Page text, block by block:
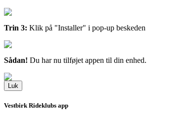
Trin 3: Klik på "Installer" i pop-up beskeden
Sådan! Du har nu tilføjet appen til din enhed.
Luk
Vestbirk Rideklubs app